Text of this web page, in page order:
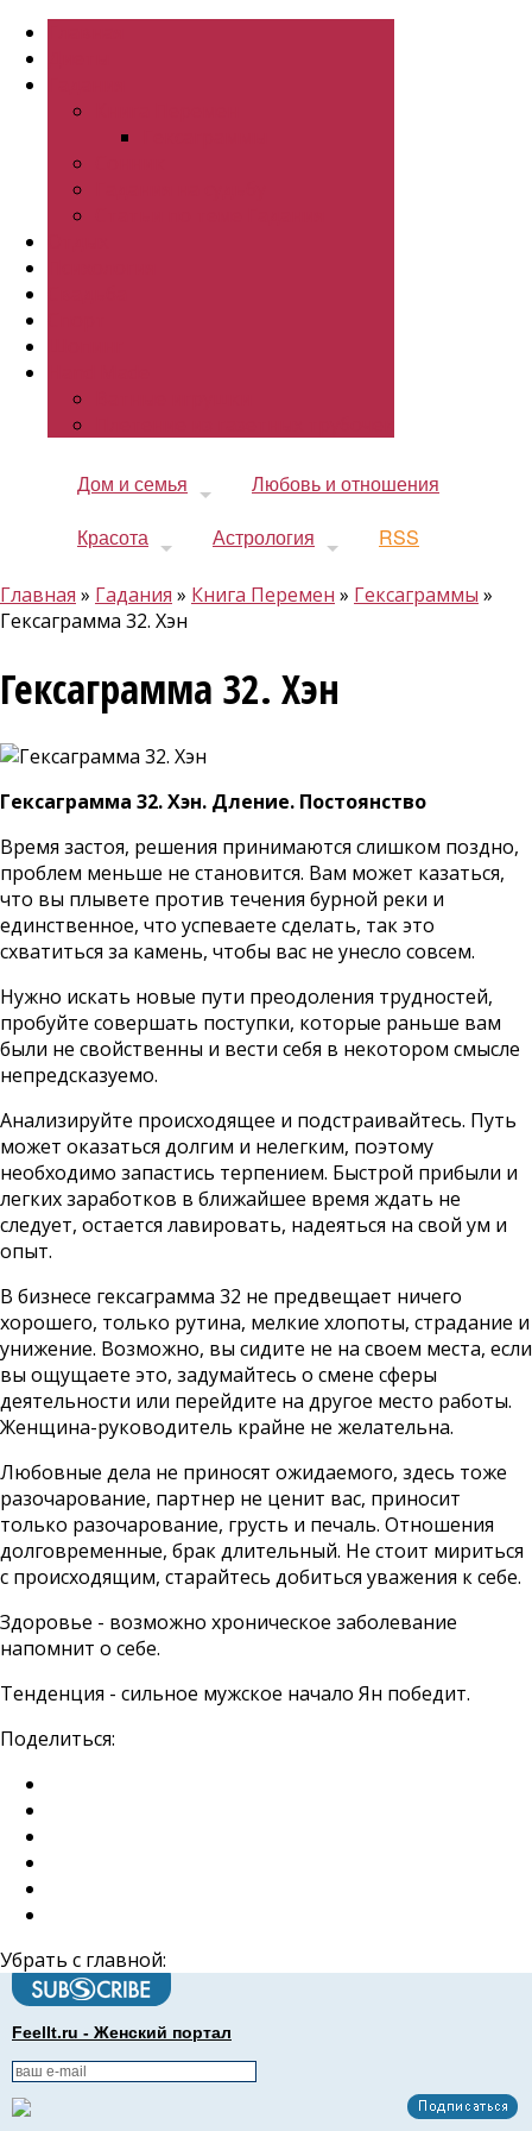
Дом и семья
Любовь и отношения
Красота
Астрология RSS
Вы здесь
Главная » Гадания » Книга Перемен » Гексаграммы »
Гексаграмма 32. Хэн
Гексаграмма 32. Хэн
Гексаграмма 32. Хэн. Дление. Постоянство
Время застоя, решения принимаются слишком поздно,
проблем меньше не становится. Вам может казаться,
что вы плывете против течения бурной реки и
единственное, что успеваете сделать, так это
схватиться за камень, чтобы вас не унесло совсем.
Нужно искать новые пути преодоления трудностей,
пробуйте совершать поступки, которые раньше вам
были не свойственны и вести себя в некотором смысле
непредсказуемо.
Анализируйте происходящее и подстраивайтесь. Путь
может оказаться долгим и нелегким, поэтому
необходимо запастись терпением. Быстрой прибыли и
легких заработков в ближайшее время ждать не
следует, остается лавировать, надеяться на свой ум и
опыт.
В бизнесе гексаграмма 32 не предвещает ничего
хорошего, только рутина, мелкие хлопоты, страдание и
унижение. Возможно, вы сидите не на своем места, если
вы ощущаете это, задумайтесь о смене сферы
деятельности или перейдите на другое место работы.
Женщина-руководитель крайне не желательна.
Любовные дела не приносят ожидаемого, здесь тоже
разочарование, партнер не ценит вас, приносит
только разочарование, грусть и печаль. Отношения
долговременные, брак длительный. Не стоит мириться
с происходящим, старайтесь добиться уважения к себе.
Здоровье - возможно хроническое заболевание
напомнит о себе.
Тенденция - сильное мужское начало Ян победит.
Поделиться:
Убрать с главной:
FeelIt.ru - Женский портал